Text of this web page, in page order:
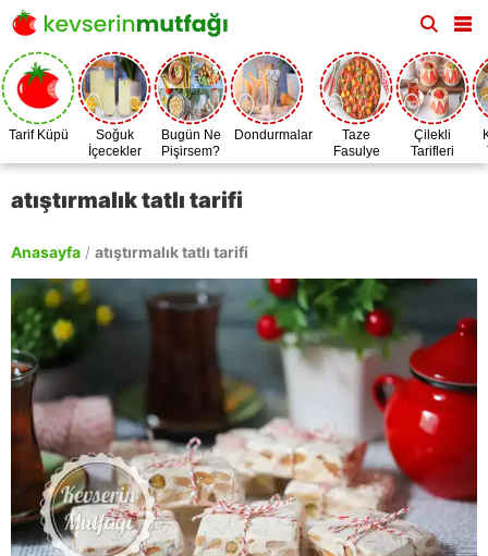
Tarif Küpü
Soğuk
İçecekler
Bugün Ne
Pişirsem?
Dondurmalar
Taze
Fasulye
Zamanı
Çilekli
Tarifleri
atıştırmalık tatlı tarifi
Anasayfa / atıştırmalık tatlı tarifi